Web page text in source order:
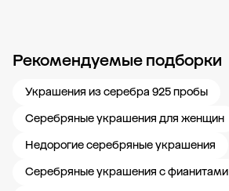
Рекомендуемые подборки
Украшения из серебра 925 пробы
Серебряные украшения для женщин
Недорогие серебряные украшения
Серебряные украшения с фианитами
Новости компании Журнал ЗОЛОТОЙ Блог